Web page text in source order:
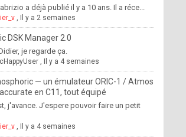
a déjà publié il y a 10 ans. Il a réce...
, Il y a 2 semaines
DSK Manager 2.0
je regarde ça.
, Il y a 4 semaines
— un émulateur ORIC-1 / Atmos
en C11, tout équipé
j'avance. J'espere pouvoir faire un petit
, Il y a 4 semaines